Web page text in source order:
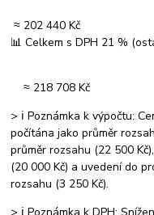
≈
≈ 202 440 Kč
📊 Celkem s DPH 21 %
≈
≈ 218 708 Kč
> ℹ️ Poznámka k výpočtu:
počítána jako průměr
průměr rozsahu (22 500
(20 000 Kč) a uvedení do
rozsahu (3 250 Kč).